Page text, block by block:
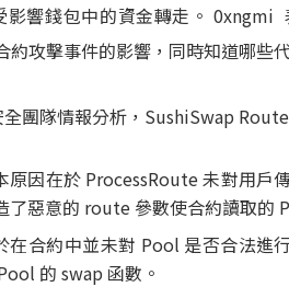
影響錢包中的資金轉走。 0xngmi
約攻擊事件的影響，同時知道哪些
團隊情報分析，SushiSwap
原因在於 ProcessRoute 未對用戶
了惡意的 route 參數使合約讀取的
在合約中並未對 Pool 是否合法進
的 swap 函數。